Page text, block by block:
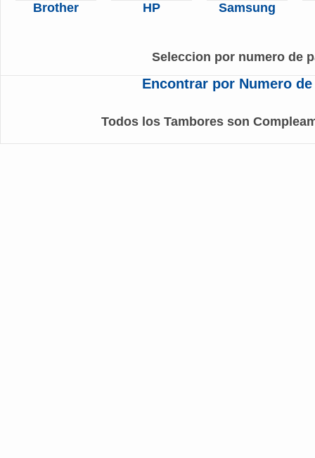
Brother
HP Samsung
Seleccion por numero de
Encontrar por Numero
Todos los Tambores son